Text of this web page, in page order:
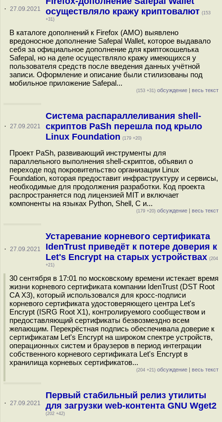
· 27.09.2021
осуществляло кражу криптовалют (153
+31)
В каталоге дополнений к Firefox (AMO) выявлено
вредоносное дополнение Safepal Wallet, которое выдавало
себя за официальное дополнение для криптокошелька
Safepal, но на деле осуществляло кражу имеющихся у
пользователя средств после введения данных учётной
записи. Оформление и описание были стилизованы под
мобильное приложение Safepal...
(153 +31) обсуждение | весь текст
· 27.09.2021
Система распараллеливания shell-
скриптов PaSh перешла под крыло
Linux Foundation (179 +20)
Проект PaSh, развивающий инструменты для
параллельного выполнения shell-скриптов, объявил о
переходе под покровительство организации Linux
Foundation, которая предоставит инфраструктуру и сервисы,
необходимые для продолжения разработки. Код проекта
распространяется под лицензией MIT и включает
компоненты на языках Python, Shell, C и...
(179 +20) обсуждение | весь текст
· 27.09.2021
Устаревание корневого сертификата
IdenTrust приведёт к потере доверия к
Let's Encrypt на старых устройствах (204
+21)
30 сентября в 17:01 по московскому времени истекает время
жизни корневого сертификата компании IdenTrust (DST Root
CA X3), который использовался для кросс-подписи
корневого сертификата удостоверяющего центра Let's
Encrypt (ISRG Root X1), контролируемого сообществом и
предоставляющий сертификаты безвозмездно всем
желающим. Перекрёстная подпись обеспечивала доверие к
сертификатам Let's Encrypt на широком спектре устройств,
операционных систем и браузеров в период интеграции
собственного корневого сертификата Let's Encrypt в
хранилища корневых сертификатов...
(204 +21) обсуждение | весь текст
· 27.09.2021
Первый стабильный релиз утилиты
для загрузки web-контента GNU Wget2
(202 +42)